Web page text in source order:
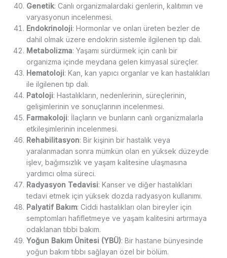
Genetik: Canlı organizmalardaki genlerin, kalıtımın ve
varyasyonun incelenmesi.
Endokrinoloji: Hormonlar ve onları üreten bezler de
dahil olmak üzere endokrin sistemle ilgilenen tıp dalı.
Metabolizma: Yaşamı sürdürmek için canlı bir
organizma içinde meydana gelen kimyasal süreçler.
Hematoloji: Kan, kan yapıcı organlar ve kan hastalıkları
ile ilgilenen tıp dalı.
Patoloji: Hastalıkların, nedenlerinin, süreçlerinin,
gelişimlerinin ve sonuçlarının incelenmesi.
Farmakoloji: İlaçların ve bunların canlı organizmalarla
etkileşimlerinin incelenmesi.
Rehabilitasyon: Bir kişinin bir hastalık veya
yaralanmadan sonra mümkün olan en yüksek düzeyde
işlev, bağımsızlık ve yaşam kalitesine ulaşmasına
yardımcı olma süreci.
Radyasyon Tedavisi: Kanser ve diğer hastalıkları
tedavi etmek için yüksek dozda radyasyon kullanımı.
Palyatif Bakım: Ciddi hastalıkları olan bireyler için
semptomları hafifletmeye ve yaşam kalitesini artırmaya
odaklanan tıbbi bakım.
Yoğun Bakım Ünitesi (YBÜ): Bir hastane bünyesinde
yoğun bakım tıbbı sağlayan özel bir bölüm.